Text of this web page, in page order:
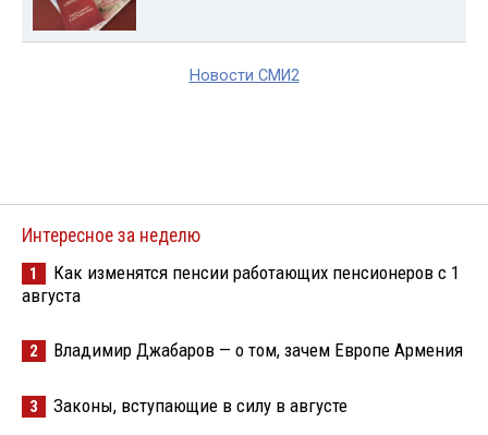
Новости СМИ2
Интересное за неделю
1
Как изменятся пенсии работающих пенсионеров с 1
августа
2 Владимир Джабаров — о том, зачем Европе Армения
3 Законы, вступающие в силу в августе